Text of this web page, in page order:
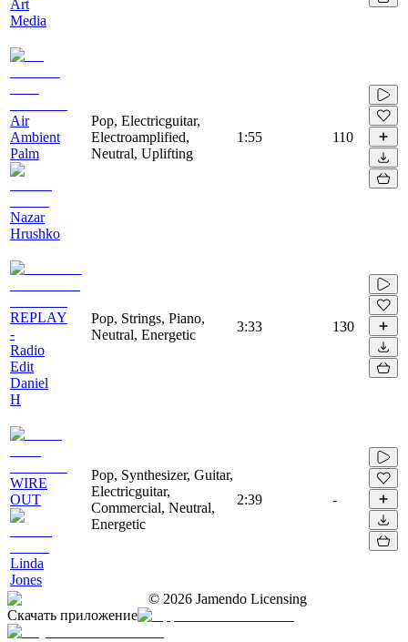
Art
Media
Air
Ambient
Palm
Nazar
Hrushko
Pop, Electricguitar,
Electroamplified,
Neutral, Uplifting
1:55 110
REPLAY
-
Radio
Edit
Daniel
H
Pop, Strings, Piano,
Neutral, Energetic
3:33 130
WIRE
OUT
Linda
Jones
Pop, Synthesizer, Guitar,
Electricguitar,
Commercial, Neutral,
Energetic
2:39 -
© 2026 Jamendo Licensing
Скачать приложение